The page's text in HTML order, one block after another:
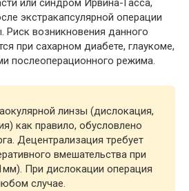
или синдром Ирвина-Гасса,
экстракапсулярной операции
Риск возникновения данного
при сахарном диабете, глаукоме,
послеоперационного режима.
линзы (дислокация,
как правило, обусловлено
Децентрализация требует
вмешательства при
При дислокации операция
случае.